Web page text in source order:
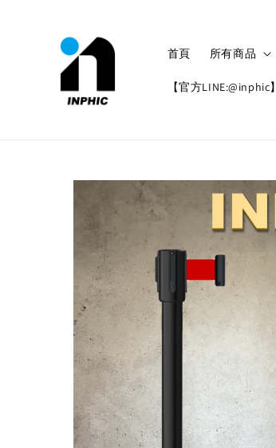
首頁 所有商品
【官方LINE:@inphic】